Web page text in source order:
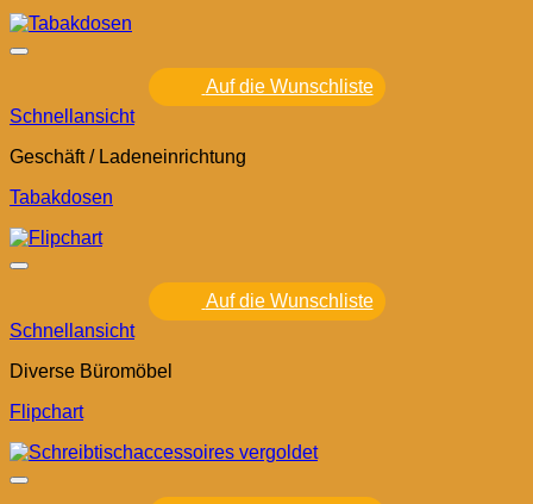
Auf die Wunschliste
Schnellansicht
Geschäft / Ladeneinrichtung
Tabakdosen
Auf die Wunschliste
Schnellansicht
Diverse Büromöbel
Flipchart